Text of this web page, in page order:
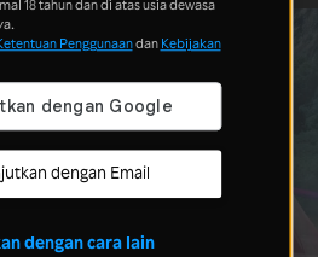
18 tahun dan di atas usia dewasa
Penggunaandan Kebijakan
dengan Email
dengan cara lain